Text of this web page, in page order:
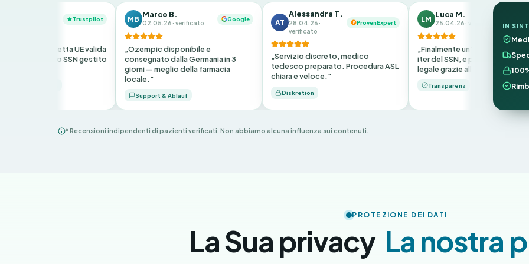
Trustpilot
e ricetta UE valida
SSN gestito
MB
Marco B.
02.05.26 · verificato
„Ozempic disponibile e
consegnato dalla Germania in 3
giorni — meglio della farmacia
Support & Ablauf
AT
Alessandra T.
28.04.26 ·
verificato
ProvenExpert
„Servizio discreto, medico
tedesco preparato. Procedura ASL
chiara e veloce."
Diskretion
LM
Luca M.
25.04.26 · verificato
„Finalmente un'alternativa al lungo
iter del SSN, e perfettamente
legale grazie alla direttiva UE."
Transparenz
IN
* Recensioni indipendenti di pazienti verificati. Non abbiamo alcuna influenza sui contenuti.
PROTEZIONE DEI DATI
La Sua privacy La nostra